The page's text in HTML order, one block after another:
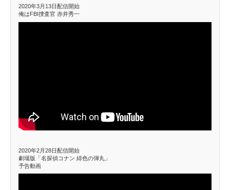
2020年3月13日配信開始
俺はFBI捜査官 赤井秀一
2020年2月28日配信開始
劇場版「名探偵コナン 緋色の弾丸」
予告動画